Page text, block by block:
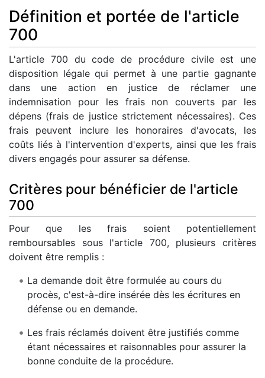
Définition et portée de l'article
700
L'article 700 du code de procédure civile est une
disposition légale qui permet à une partie gagnante
dans une action en justice de réclamer une
indemnisation pour les frais non couverts par les
dépens (frais de justice strictement nécessaires). Ces
frais peuvent inclure les honoraires d'avocats, les
coûts liés à l'intervention d'experts, ainsi que les frais
divers engagés pour assurer sa défense.
Critères pour bénéficier de l'article
700
Pour que les frais soient potentiellement
remboursables sous l'article 700, plusieurs critères
doivent être remplis :
La demande doit être formulée au cours du
procès, c'est-à-dire insérée dès les écritures en
défense ou en demande.
Les frais réclamés doivent être justifiés comme
étant nécessaires et raisonnables pour assurer la
bonne conduite de la procédure.